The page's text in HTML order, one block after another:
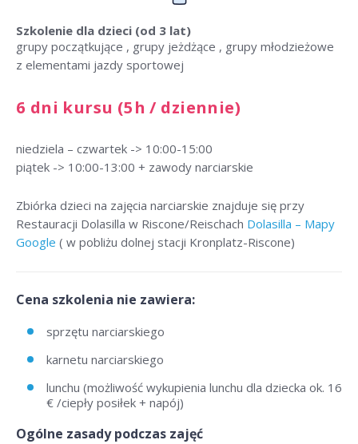
Szkolenie dla dzieci (od 3 lat)
grupy początkujące , grupy jeżdżące , grupy młodzieżowe
z elementami jazdy sportowej
6 dni kursu (5h / dziennie)
niedziela – czwartek -> 10:00-15:00
piątek -> 10:00-13:00 + zawody narciarskie
Zbiórka dzieci na zajęcia narciarskie znajduje się przy
Restauracji Dolasilla w Riscone/Reischach Dolasilla – Mapy
Google ( w pobliżu dolnej stacji Kronplatz-Riscone)
Cena szkolenia nie zawiera:
sprzętu narciarskiego
karnetu narciarskiego
lunchu (możliwość wykupienia lunchu dla dziecka ok. 16
€ /ciepły posiłek + napój)
Ogólne zasady podczas zajęć